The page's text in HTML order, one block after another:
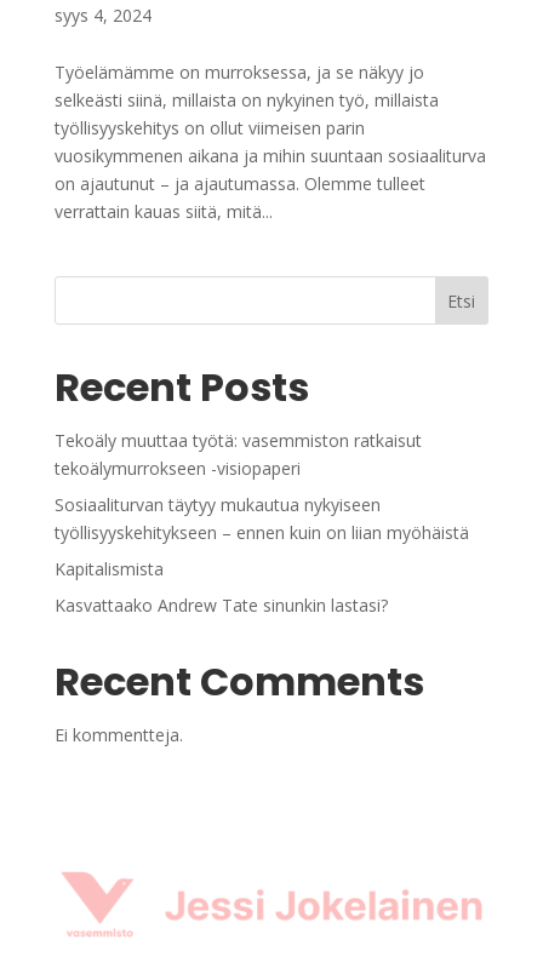
syys 4, 2024
Työelämämme on murroksessa, ja se näkyy jo
selkeästi siinä, millaista on nykyinen työ, millaista
työllisyyskehitys on ollut viimeisen parin
vuosikymmenen aikana ja mihin suuntaan sosiaaliturva
on ajautunut – ja ajautumassa. Olemme tulleet
verrattain kauas siitä, mitä...
Etsi
Recent Posts
Tekoäly muuttaa työtä: vasemmiston ratkaisut
tekoälymurrokseen -visiopaperi
Sosiaaliturvan täytyy mukautua nykyiseen
työllisyyskehitykseen – ennen kuin on liian myöhäistä
Kapitalismista
Kasvattaako Andrew Tate sinunkin lastasi?
Recent Comments
Ei kommentteja.